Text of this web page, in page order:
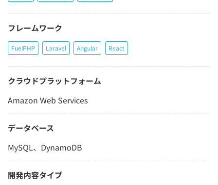
フレームワーク
FuelPHP Laravel Angular React
クラウドプラットフォーム
Amazon Web Services
データベース
MySQL、DynamoDB
開発内容タイプ